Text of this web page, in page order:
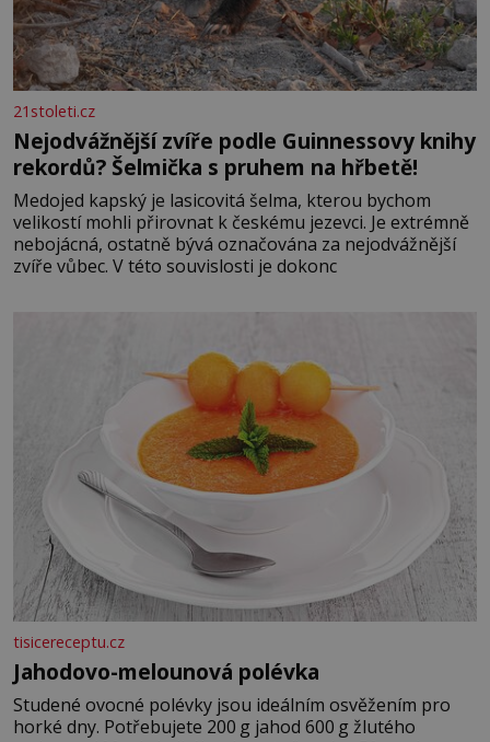
21stoleti.cz
Nejodvážnější zvíře podle Guinnessovy knihy
rekordů? Šelmička s pruhem na hřbetě!
Medojed kapský je lasicovitá šelma, kterou bychom
velikostí mohli přirovnat k českému jezevci. Je extrémně
nebojácná, ostatně bývá označována za nejodvážnější
zvíře vůbec. V této souvislosti je dokonc
tisicereceptu.cz
Jahodovo-melounová polévka
Studené ovocné polévky jsou ideálním osvěžením pro
horké dny. Potřebujete 200 g jahod 600 g žlutého